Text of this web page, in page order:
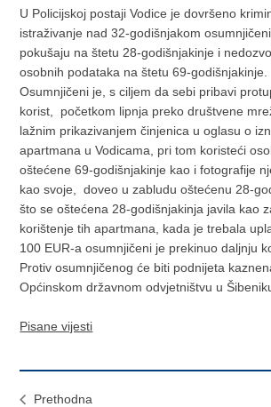
U Policijskoj postaji Vodice je dovršeno
istraživanje nad 32-godišnjakom
pokušaju na štetu 28-godišnjakinje i
osobnih podataka na štetu 69-godišnjakinje.
Osumnjičeni je, s ciljem da sebi pribavi
korist, početkom lipnja preko društvene
lažnim prikazivanjem činjenica u oglasu o
apartmana u Vodicama, pri tom koristeći
oštećene 69-godišnjakinje kao i fotografije
kao svoje, doveo u zabludu oštećenu 28-
što se oštećena 28-godišnjakinja javila kao
korištenje tih apartmana, kada je trebala
100 EUR-a osumnjičeni je prekinuo daljnju
Protiv osumnjičenog će biti podnijeta
Općinskom državnom odvjetništvu u
Pisane vijesti
Prethodna